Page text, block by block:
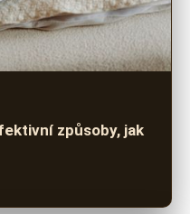
způsoby, jak